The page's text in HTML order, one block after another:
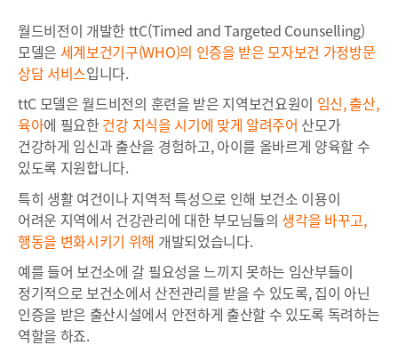
월드비전이 개발한 ttC(Timed and Targeted Counselling)
모델은 세계보건기구(WHO)의 인증을 받은 모자보건 가정방문
상담 서비스입니다.
ttC 모델은 월드비전의 훈련을 받은 지역보건요원이 임신, 출산,
육아에 필요한 건강 지식을 시기에 맞게 알려주어 산모가
건강하게 임신과 출산을 경험하고,아이를 올바르게 양육할 수
있도록 지원합니다.
특히 생활 여건이나 지역적 특성으로 인해 보건소 이용이
어려운 지역에서 건강관리에 대한 부모님들의 생각을 바꾸고,
행동을 변화시키기 위해 개발되었습니다.
예를 들어 보건소에 갈 필요성을 느끼지 못하는 임산부들이
정기적으로 보건소에서 산전관리를 받을 수 있도록, 집이 아닌
인증을 받은 출산시설에서 안전하게 출산할 수 있도록 독려하는
역할을 하죠.